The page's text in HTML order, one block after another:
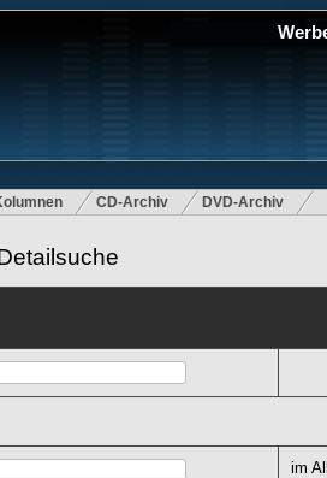
CD-Archiv DVD-Archiv
im